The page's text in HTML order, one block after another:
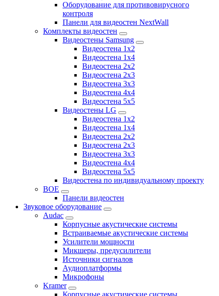
Оборудование для противовирусного
контроля
Панели для видеостен NextWall
Комплекты видеостен
Видеостены Samsung
Видеостена 1x2
Видеостена 1x4
Видеостена 2x2
Видеостена 2х3
Видеостена 3x3
Видеостена 4x4
Видеостена 5x5
Видеостены LG
Видеостена 1x2
Видеостена 1x4
Видеостена 2x2
Видеостена 2x3
Видеостена 3x3
Видеостена 4x4
Видеостена 5x5
Видеостена по индивидуальному проекту
BOE
Панели видеостен
Звуковое оборудование
Audac
Корпусные акустические системы
Встраиваемые акустические системы
Усилители мощности
Микшеры, предусилители
Источники сигналов
Аудиоплатформы
Микрофоны
Kramer